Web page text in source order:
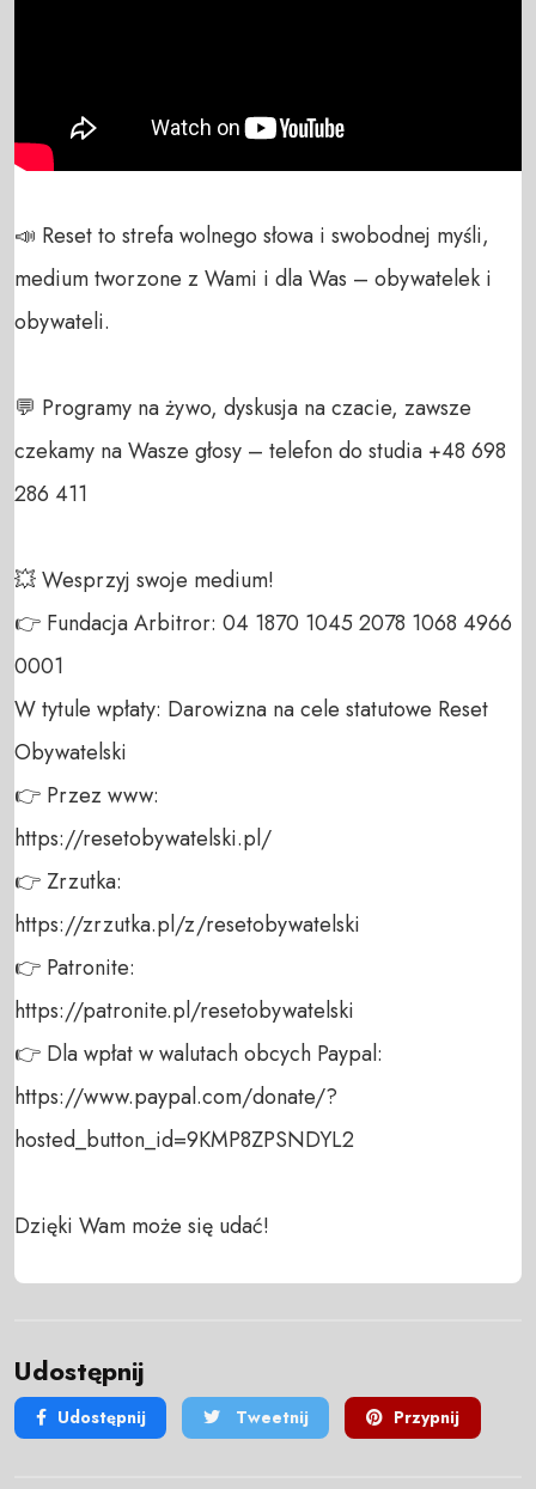
📣 Reset to strefa wolnego słowa i swobodnej myśli,
medium tworzone z Wami i dla Was – obywatelek i
obywateli.
💬 Programy na żywo, dyskusja na czacie, zawsze
czekamy na Wasze głosy – telefon do studia +48 698
286 411
💥 Wesprzyj swoje medium!
👉 Fundacja Arbitror: 04 1870 1045 2078 1068 4966
0001
W tytule wpłaty: Darowizna na cele statutowe Reset
Obywatelski
👉 Przez www:
https://resetobywatelski.pl/
👉 Zrzutka:
https://zrzutka.pl/z/resetobywatelski
👉 Patronite:
https://patronite.pl/resetobywatelski
👉 Dla wpłat w walutach obcych Paypal:
https://www.paypal.com/donate/?
hosted_button_id=9KMP8ZPSNDYL2
Dzięki Wam może się udać!
Udostępnij
Udostępnij Tweetnij Przypnij